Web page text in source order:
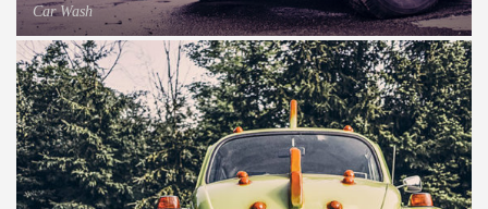
Car Wash